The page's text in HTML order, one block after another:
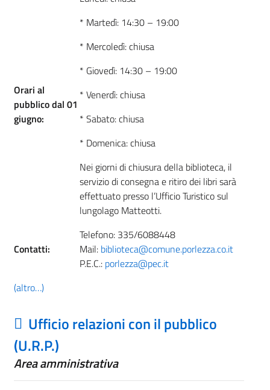
Orari al
pubblico dal 01
giugno:
* Martedì: 14:30 – 19:00
* Mercoledì: chiusa
* Giovedì: 14:30 – 19:00
* Venerdì: chiusa
* Sabato: chiusa
* Domenica: chiusa
Nei giorni di chiusura della biblioteca, il
servizio di consegna e ritiro dei libri sarà
effettuato presso l’Ufficio Turistico sul
lungolago Matteotti.
Contatti:
Telefono: 335/6088448
Mail: biblioteca@comune.porlezza.co.it
P.E.C.: porlezza@pec.it
(altro…)
Ufficio relazioni con il pubblico
(U.R.P.)
Area amministrativa